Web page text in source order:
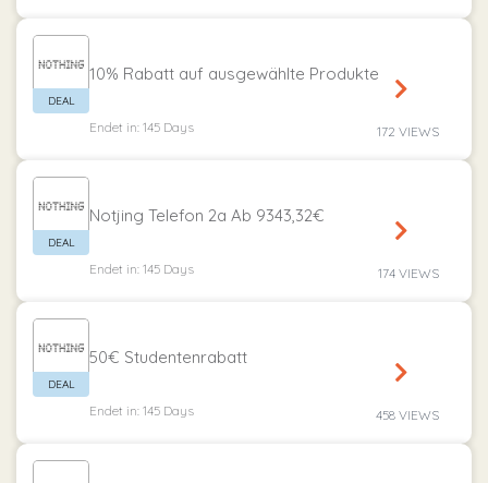
10% Rabatt auf ausgewählte Produkte
Endet in: 145 Days 172 VIEWS
Notjing Telefon 2a Ab 9343,32€
Endet in: 145 Days 174 VIEWS
50€ Studentenrabatt
Endet in: 145 Days 458 VIEWS